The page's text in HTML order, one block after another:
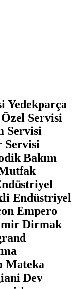
Yedekparça
Servisi
Servisi
Servisi
Bakım
Endüstriyel
Empero
Dirmak
Mateka
Dev